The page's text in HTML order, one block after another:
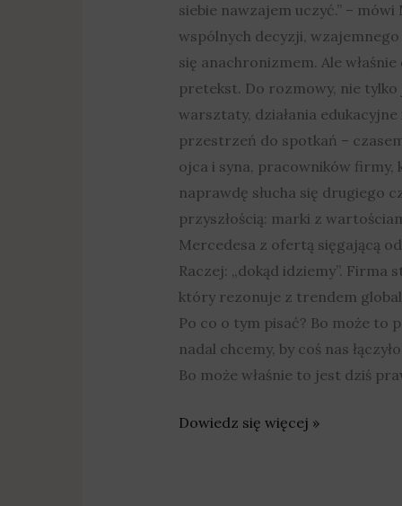
siebie nawzajem uczyć.” –
wspólnych decyzji,
się anachronizmem. Ale
pretekst. Do rozmowy, nie
warsztaty, działania
przestrzeń do spotkań –
ojca i syna, pracowników firmy,
naprawdę słucha się drugiego
przyszłością: marki z
Mercedesa z ofertą sięgającą
Raczej: „dokąd idziemy”. Firma
który rezonuje z trendem
Po co o tym pisać? Bo może to
nadal chcemy, by coś nas
Bo może właśnie to jest dziś
Dowiedz się więcej »